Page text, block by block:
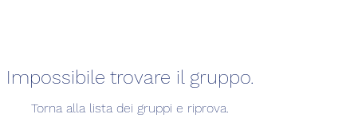
Impossibile trovare il gruppo.
Torna alla lista dei gruppi e riprova.